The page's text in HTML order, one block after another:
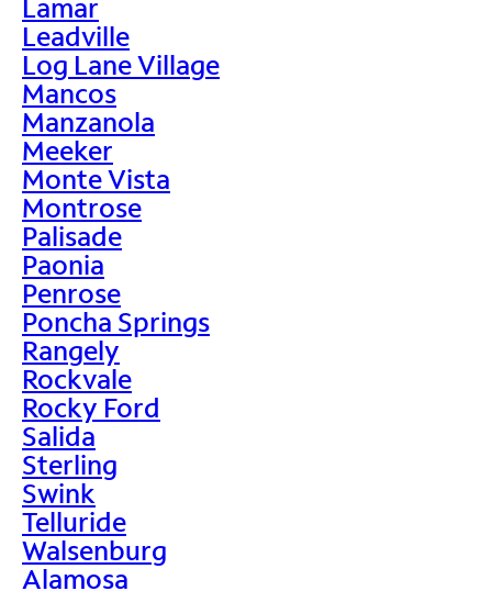
Lamar
Leadville
Log Lane Village
Mancos
Manzanola
Meeker
Monte Vista
Montrose
Palisade
Paonia
Penrose
Poncha Springs
Rangely
Rockvale
Rocky Ford
Salida
Sterling
Swink
Telluride
Walsenburg
Alamosa